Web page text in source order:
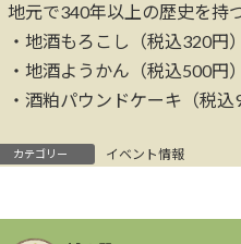
地元で340年以上の歴史を持
・地酒もろこし（税込320円）
・地酒ようかん（税込500円）
・酒粕パウンドケーキ（税込
カテゴリー イベント情報